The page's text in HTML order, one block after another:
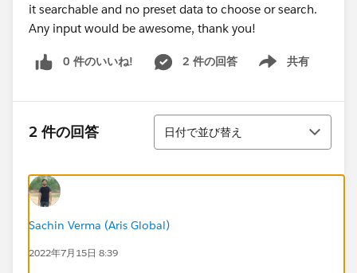
it searchable and no preset data to choose or search.
Any input would be awesome, thank you!
0 件のいいね! 2 件の回答 共有
Show menu
2 件の回答
並び替え
日付で並び替え
Sachin Verma (Aris Global)
2022年7月15日 8:39